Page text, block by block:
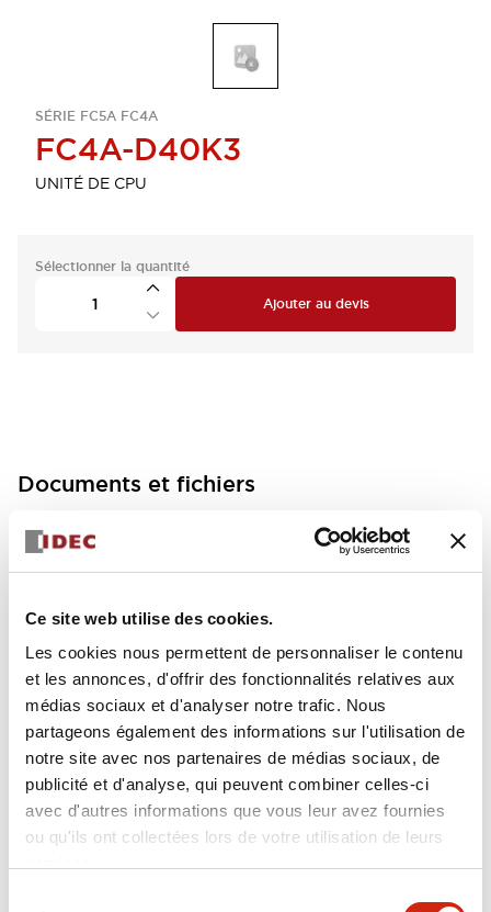
Ce site web utilise des cookies.
Les cookies nous permettent de personnaliser le contenu
et les annonces, d'offrir des fonctionnalités relatives aux
médias sociaux et d'analyser notre trafic. Nous
partageons également des informations sur l'utilisation de
notre site avec nos partenaires de médias sociaux, de
publicité et d'analyse, qui peuvent combiner celles-ci
avec d'autres informations que vous leur avez fournies
ou qu'ils ont collectées lors de votre utilisation de leurs
SÉRIE FC5A FC4A
FC4A-D40K3
UNITÉ DE CPU
Sélectionner la quantité
Ajouter au devis
Documents et fichiers
FC5A MICRO Smart pentra Instruction Sheet (FC5
A-D12K1E\, FC5A-D12S1E)
17/11/2022
.PDF 257.75KB
FC5A MICRO Smart pentra Instruction Sheet (FC5
A-D16RK1\, FC5A-D16RS1\, FC5A-D32K3\, FC5A-D